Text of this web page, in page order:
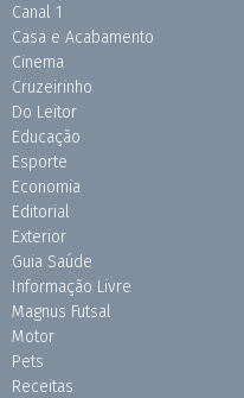
Canal 1
Casa e Acabamento
Cinema
Cruzeirinho
Do Leitor
Educação
Esporte
Economia
Editorial
Exterior
Guia Saúde
Informação Livre
Magnus Futsal
Motor
Pets
Receitas